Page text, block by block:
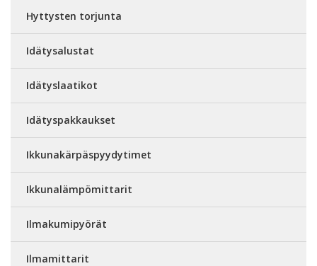
Hyttysten torjunta
Idätysalustat
Idätyslaatikot
Idätyspakkaukset
Ikkunakärpäspyydytimet
Ikkunalämpömittarit
Ilmakumipyörät
Ilmamittarit